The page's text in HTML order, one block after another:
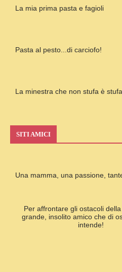
La mia prima pasta e fagioli
Pasta al pesto...di carciofo!
La minestra che non stufa è
SITI AMICI
Una mamma, una passione,
Per affrontare gli ostacoli
grande, insolito amico che di
intende!